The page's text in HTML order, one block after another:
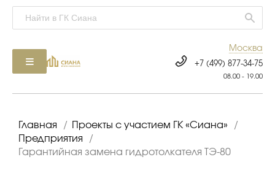
Москва
+7 (499) 877-34-75
08.00 - 19.00
Главная / Проекты с участием ГК «Сиана»
/
Предприятия
/
Гарантийная замена гидротолкателя ТЭ-80